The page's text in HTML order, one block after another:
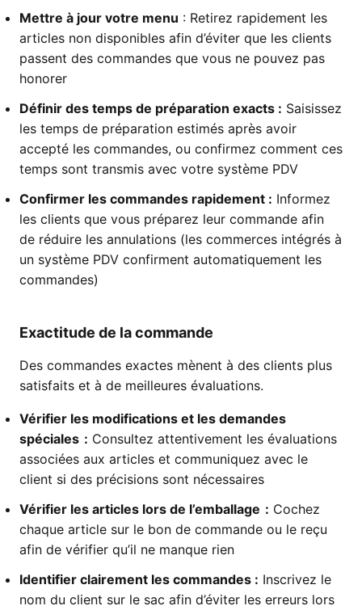
Mettre à jour votre menu : Retirez rapidement les
articles non disponibles afin d’éviter que les clients
passent des commandes que vous ne pouvez pas
honorer
Définir des temps de préparation exacts : Saisissez
les temps de préparation estimés après avoir
accepté les commandes, ou confirmez comment ces
temps sont transmis avec votre système PDV
Confirmer les commandes rapidement : Informez
les clients que vous préparez leur commande afin
de réduire les annulations (les commerces intégrés à
un système PDV confirment automatiquement les
commandes)
Exactitude de la commande
Des commandes exactes mènent à des clients plus
satisfaits et à de meilleures évaluations.
Vérifier les modifications et les demandes
spéciales : Consultez attentivement les évaluations
associées aux articles et communiquez avec le
client si des précisions sont nécessaires
Vérifier les articles lors de l’emballage : Cochez
chaque article sur le bon de commande ou le reçu
afin de vérifier qu’il ne manque rien
Identifier clairement les commandes : Inscrivez le
nom du client sur le sac afin d’éviter les erreurs lors